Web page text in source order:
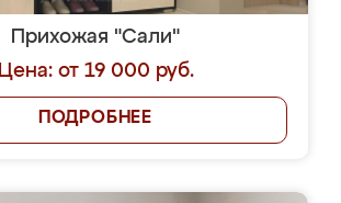
Прихожая "Сали"
Цена: от 19 000 руб.
ПОДРОБНЕЕ